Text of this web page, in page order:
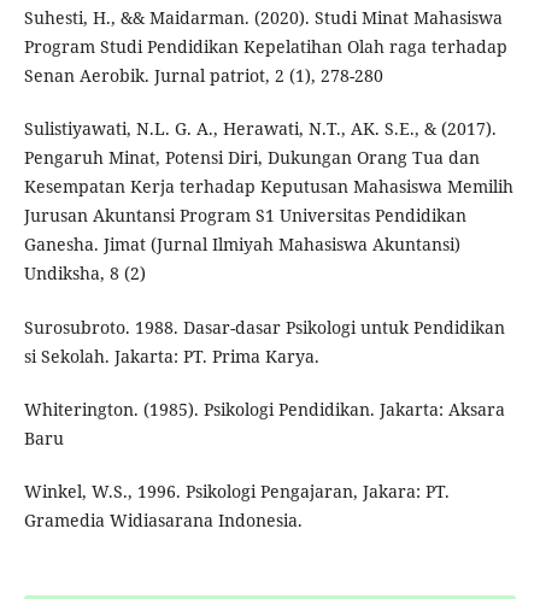
Suhesti, H., && Maidarman. (2020). Studi Minat Mahasiswa
Program Studi Pendidikan Kepelatihan Olah raga terhadap
Senan Aerobik. Jurnal patriot, 2 (1), 278-280
Sulistiyawati, N.L. G. A., Herawati, N.T., AK. S.E., & (2017).
Pengaruh Minat, Potensi Diri, Dukungan Orang Tua dan
Kesempatan Kerja terhadap Keputusan Mahasiswa Memilih
Jurusan Akuntansi Program S1 Universitas Pendidikan
Ganesha. Jimat (Jurnal Ilmiyah Mahasiswa Akuntansi)
Undiksha, 8 (2)
Surosubroto. 1988. Dasar-dasar Psikologi untuk Pendidikan
si Sekolah. Jakarta: PT. Prima Karya.
Whiterington. (1985). Psikologi Pendidikan. Jakarta: Aksara
Baru
Winkel, W.S., 1996. Psikologi Pengajaran, Jakara: PT.
Gramedia Widiasarana Indonesia.